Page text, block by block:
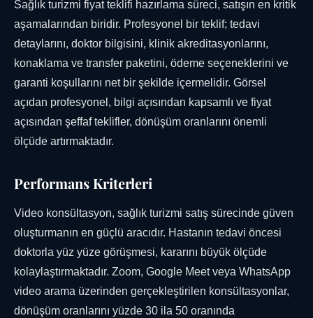
Sağlık turizmi fiyat teklifi hazırlama süreci, satışın en kritik
aşamalarından biridir. Profesyonel bir teklif; tedavi
detaylarını, doktor bilgisini, klinik akreditasyonlarını,
konaklama ve transfer paketini, ödeme seçeneklerini ve
garanti koşullarını net bir şekilde içermelidir. Görsel
açıdan profesyonel, bilgi açısından kapsamlı ve fiyat
açısından şeffaf teklifler, dönüşüm oranlarını önemli
ölçüde artırmaktadır.
Performans Kriterleri
Video konsültasyon, sağlık turizmi satış sürecinde güven
oluşturmanın en güçlü aracıdır. Hastanın tedavi öncesi
doktorla yüz yüze görüşmesi, kararını büyük ölçüde
kolaylaştırmaktadır. Zoom, Google Meet veya WhatsApp
video arama üzerinden gerçekleştirilen konsültasyonlar,
dönüşüm oranlarını yüzde 30 ila 50 oranında